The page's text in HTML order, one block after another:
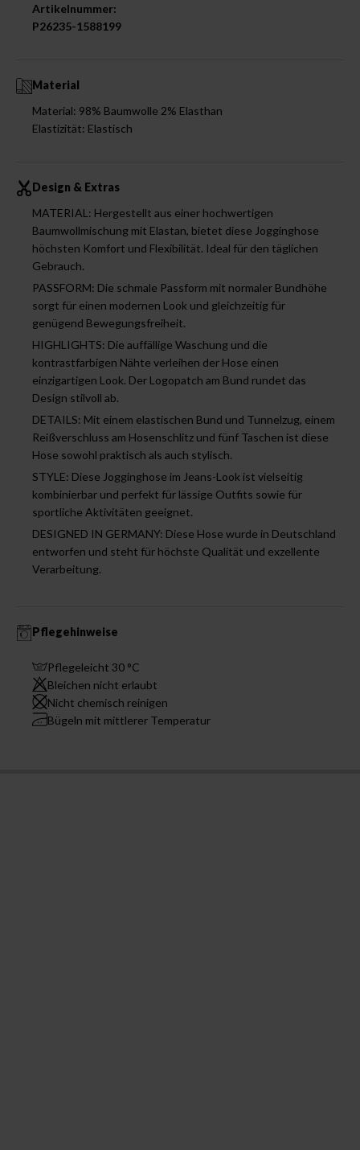
Artikelnummer:
P26235-1588199
Material
Material: 98% Baumwolle 2% Elasthan
Elastizität: Elastisch
Design & Extras
MATERIAL: Hergestellt aus einer hochwertigen
Baumwollmischung mit Elastan, bietet diese Jogginghose
höchsten Komfort und Flexibilität. Ideal für den täglichen
Gebrauch.
PASSFORM: Die schmale Passform mit normaler Bundhöhe
sorgt für einen modernen Look und gleichzeitig für
genügend Bewegungsfreiheit.
HIGHLIGHTS: Die auffällige Waschung und die
kontrastfarbigen Nähte verleihen der Hose einen
einzigartigen Look. Der Logopatch am Bund rundet das
Design stilvoll ab.
DETAILS: Mit einem elastischen Bund und Tunnelzug, einem
Reißverschluss am Hosenschlitz und fünf Taschen ist diese
Hose sowohl praktisch als auch stylisch.
STYLE: Diese Jogginghose im Jeans-Look ist vielseitig
kombinierbar und perfekt für lässige Outfits sowie für
sportliche Aktivitäten geeignet.
DESIGNED IN GERMANY: Diese Hose wurde in Deutschland
entworfen und steht für höchste Qualität und exzellente
Verarbeitung.
Pflegehinweise
Pflegeleicht 30 °C
Bleichen nicht erlaubt
Nicht chemisch reinigen
Bügeln mit mittlerer Temperatur